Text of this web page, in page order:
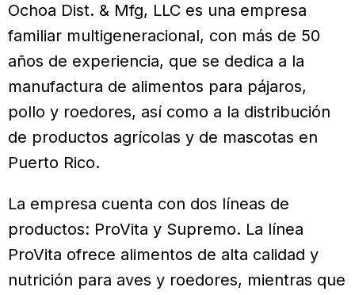
Ochoa Dist. & Mfg, LLC es una empresa
familiar multigeneracional, con más de 50
años de experiencia, que se dedica a la
manufactura de alimentos para pájaros,
pollo y roedores, así como a la distribución
de productos agrícolas y de mascotas en
Puerto Rico.
La empresa cuenta con dos líneas de
productos: ProVita y Supremo. La línea
ProVita ofrece alimentos de alta calidad y
nutrición para aves y roedores, mientras que